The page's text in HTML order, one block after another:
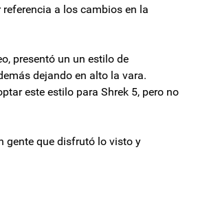
a los cambios en la
presentó un un estilo de
dejando en alto la vara.
este estilo para Shrek 5, pero no
gente que disfrutó lo visto y